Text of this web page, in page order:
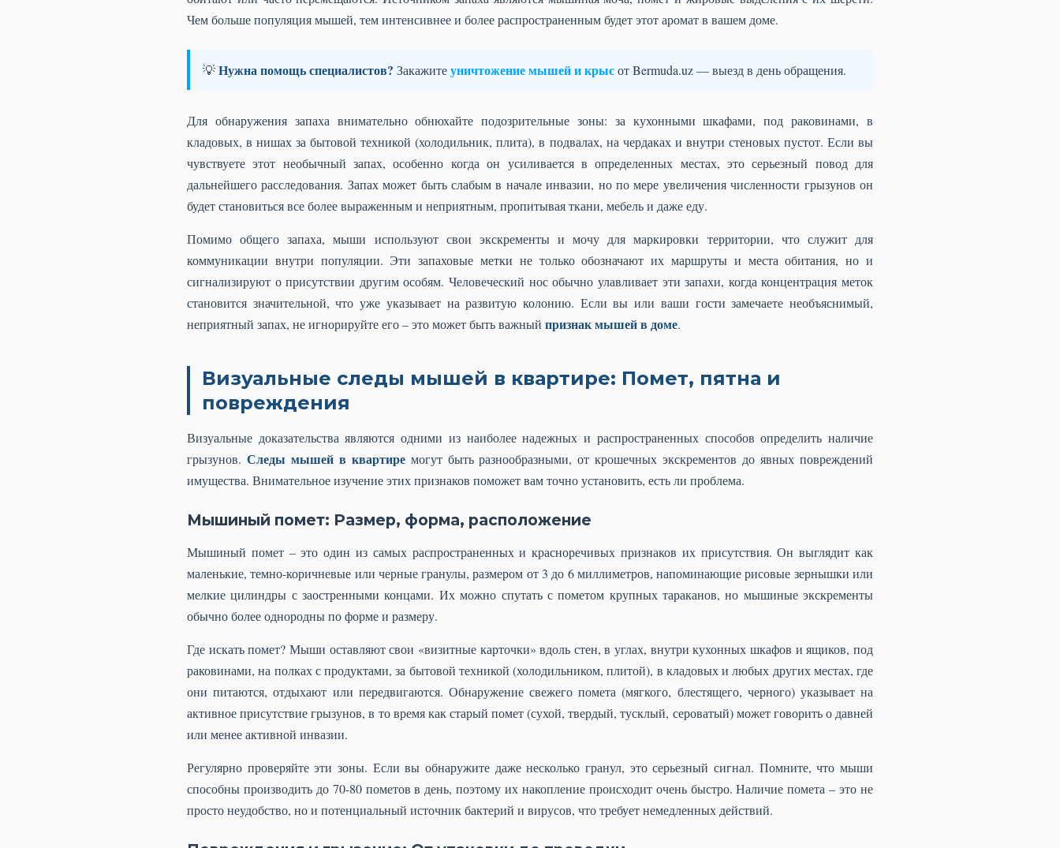
Чем больше популяция мышей, тем интенсивнее и более распространенным будет этот аромат в вашем доме.
💡Нужна помощь специалистов? Закажитеуничтожение мышей и крысот Bermuda.uz — выезд в день обращения.
Для обнаружения запаха внимательно обнюхайте подозрительные зоны: за кухонными шкафами, под раковинами, в
кладовых, в нишах за бытовой техникой (холодильник, плита), в подвалах, на чердаках и внутри стеновых пустот. Если вы
чувствуете этот необычный запах, особенно когда он усиливается в определенных местах, это серьезный повод для
дальнейшего расследования. Запах может быть слабым в начале инвазии, но по мере увеличения численности грызунов он
будет становиться все более выраженным и неприятным, пропитывая ткани, мебель и даже еду.
Помимо общего запаха, мыши используют свои экскременты и мочу для маркировки территории, что служит для
коммуникации внутри популяции. Эти запаховые метки не только обозначают их маршруты и места обитания, но и
сигнализируют о присутствии другим особям. Человеческий нос обычно улавливает эти запахи, когда концентрация меток
становится значительной, что уже указывает на развитую колонию. Если вы или ваши гости замечаете необъяснимый,
неприятный запах, не игнорируйте его – это может быть важный признак мышей в доме.
Визуальные следы мышей в квартире: Помет, пятна и
повреждения
Визуальные доказательства являются одними из наиболее надежных и распространенных способов определить наличие
грызунов. Следы мышей в квартиремогут быть разнообразными, от крошечных экскрементов до явных повреждений
имущества. Внимательное изучение этих признаков поможет вам точно установить, есть ли проблема.
Мышиный помет: Размер, форма, расположение
Мышиный помет – это один из самых распространенных и красноречивых признаков их присутствия. Он выглядит как
маленькие, темно-коричневые или черные гранулы, размером от 3 до 6 миллиметров, напоминающие рисовые зернышки или
мелкие цилиндры с заостренными концами. Их можно спутать с пометом крупных тараканов, но мышиные экскременты
обычно более однородны по форме и размеру.
Где искать помет? Мыши оставляют свои «визитные карточки» вдоль стен, в углах, внутри кухонных шкафов и ящиков, под
раковинами, на полках с продуктами, за бытовой техникой (холодильником, плитой), в кладовых и любых других местах, где
они питаются, отдыхают или передвигаются. Обнаружение свежего помета (мягкого, блестящего, черного) указывает на
активное присутствие грызунов, в то время как старый помет (сухой, твердый, тусклый, сероватый) может говорить о давней
или менее активной инвазии.
Регулярно проверяйте эти зоны. Если вы обнаружите даже несколько гранул, это серьезный сигнал. Помните, что мыши
способны производить до 70-80 пометов в день, поэтому их накопление происходит очень быстро. Наличие помета – это не
просто неудобство, но и потенциальный источник бактерий и вирусов, что требует немедленных действий.